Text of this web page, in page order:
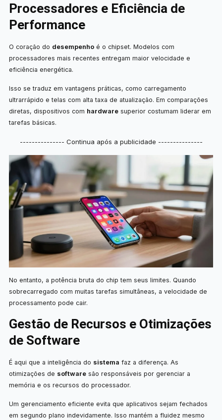
Processadores e Eficiência de
Performance
O coração do desempenhoé o chipset. Modelos com
processadores mais recentes entregam maior velocidade e
eficiência energética.
Isso se traduz em vantagens práticas, como carregamento
ultrarrápido e telas com alta taxa de atualização. Em comparações
diretas, dispositivos com hardwaresuperior costumam liderar em
tarefas básicas.
--------------- Continua após a publicidade ---------------
No entanto, a potência bruta do chip tem seus limites. Quando
sobrecarregado com muitas tarefas simultâneas, a velocidade de
processamento pode cair.
Gestão de Recursos e Otimizações
de Software
É aqui que a inteligência do sistema faz a diferença. As
otimizações de softwaresão responsáveis por gerenciar a
memória e os recursos do processador.
Um gerenciamento eficiente evita que aplicativos sejam fechados
em segundo plano indevidamente. Isso mantém a fluidez mesmo